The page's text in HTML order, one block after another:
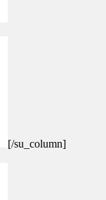
[/su_column]